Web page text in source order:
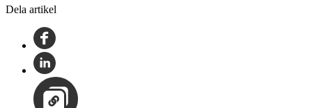
Dela artikel